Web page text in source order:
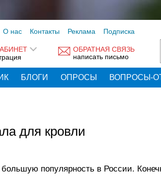
О нас Контакты Реклама Подписка
ОБРАТНАЯ СВЯЗЬ
написать письмо
БЛОГИ ОПРОСЫ ВОПРОСЫ-
для кровли
популярность в России.